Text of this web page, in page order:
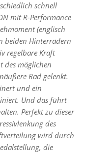
schnell
mit R-Performance
(englisch
beiden Hinterrädern
regelbare Kraft
des möglichen
Rad gelenkt.
und ein
Und das führt
Perfekt zu dieser
des
wird durch
die